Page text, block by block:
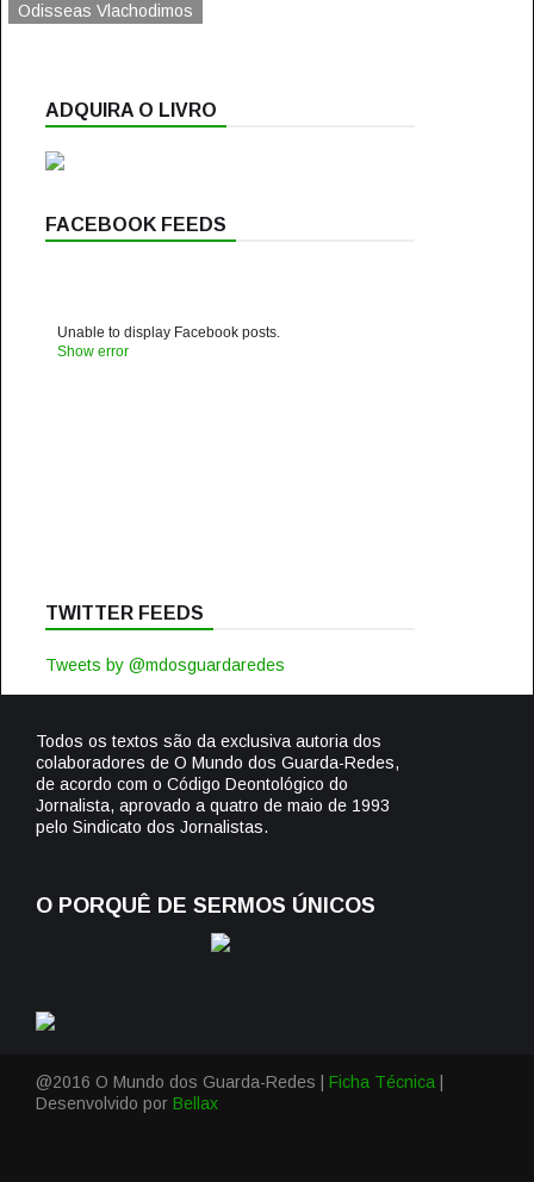
Odisseas Vlachodimos
ADQUIRA O LIVRO
FACEBOOK FEEDS
Unable to display Facebook posts.
Show error
TWITTER FEEDS
Tweets by @mdosguardaredes
Todos os textos são da exclusiva autoria dos
colaboradores de O Mundo dos Guarda-Redes,
de acordo com o Código Deontológico do
Jornalista, aprovado a quatro de maio de 1993
pelo Sindicato dos Jornalistas.
O PORQUÊ DE SERMOS ÚNICOS
@2016 O Mundo dos Guarda-Redes | Ficha Técnica
Desenvolvido por Bellax